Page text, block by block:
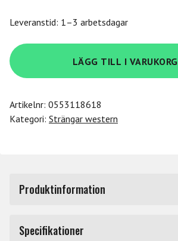
Leveranstid: 1–3 arbetsdagar
Daddario
XSABR1047-
12
LÄGG TILL I VARUKORG
Artikelnr: 0553118618
Kategori: Strängar western
Produktinformation
Extra Light. 12-strängad.
Specifikationer